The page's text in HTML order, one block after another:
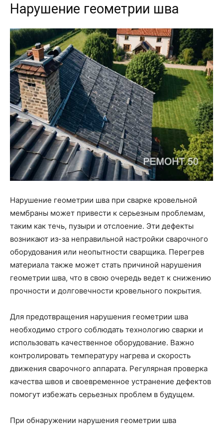
Нарушение геометрии шва
Нарушение геометрии шва при сварке кровельной
мембраны может привести к серьезным проблемам,
таким как течь, пузыри и отслоение. Эти дефекты
возникают из-за неправильной настройки сварочного
оборудования или неопытности сварщика. Перегрев
материала также может стать причиной нарушения
геометрии шва, что в свою очередь ведет к снижению
прочности и долговечности кровельного покрытия.
Для предотвращения нарушения геометрии шва
необходимо строго соблюдать технологию сварки и
использовать качественное оборудование. Важно
контролировать температуру нагрева и скорость
движения сварочного аппарата. Регулярная проверка
качества швов и своевременное устранение дефектов
помогут избежать серьезных проблем в будущем.
При обнаружении нарушения геометрии шва